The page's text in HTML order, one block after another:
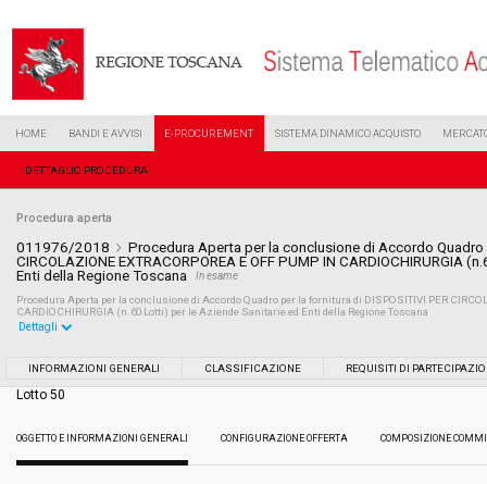
HOME BANDI E AVVISI E-PROCUREMENT SISTEMA DINAMICO ACQUISTO
DETTAGLIO PROCEDURA
Procedura aperta
011976/2018
Procedura Aperta per la conclusione di Accordo Quadro
CIRCOLAZIONE EXTRACORPOREA E OFF PUMP IN CARDIOCHIRURGIA
Enti della Regione Toscana
In esame
Procedura Aperta per la conclusione di Accordo Quadro per la fornitura di DISPOSITIVI PER
CARDIOCHIRURGIA (n.60 Lotti) per le Aziende Sanitarie ed Enti della Regione Toscana
Tipo di contratto:
Data pubblicazione:
Dettagli
INFORMAZIONI GENERALI CLASSIFICAZIONE REQUISITI DI
Lotto 50
OGGETTO E INFORMAZIONI GENERALI CONFIGURAZIONE OFFERTA COMPOSIZIONE